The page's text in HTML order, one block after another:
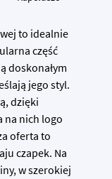
to idealnie
część
doskonałym
jego styl.
dzięki
na nich logo
oferta to
czapek. Na
w szerokiej